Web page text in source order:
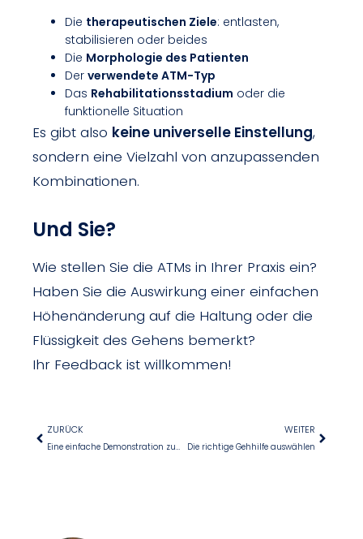
Die therapeutischen Ziele: entlasten,
stabilisieren oder beides
Die Morphologie des Patienten
Der verwendete ATM-Typ
Das Rehabilitationsstadium oder die
funktionelle Situation
Es gibt also keine universelle Einstellung,
sondern eine Vielzahl von anzupassenden
Kombinationen.
Und Sie?
Wie stellen Sie die ATMs in Ihrer Praxis ein?
Haben Sie die Auswirkung einer einfachen
Höhenänderung auf die Haltung oder die
Flüssigkeit des Gehens bemerkt?
Ihr Feedback ist willkommen!
ZURÜCK
Eine einfache Demonstration zum Verständnis von Gangkompensationen
WEITER
Die richtige Gehhilfe auswählen